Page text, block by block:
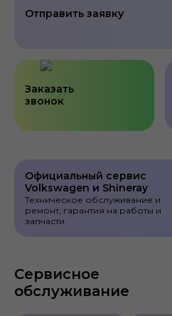
Отправить заявку
Заказать
звонок
Официальный сервис
Volkswagen и Shineray
Техническое обслуживание и
ремонт, гарантия на работы и
запчасти.
Сервисное
обслуживание